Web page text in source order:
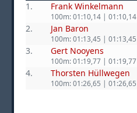
1.
Frank Winkelmann
100m: 01:10,14 | 01:10,14
2. Jan Baron
100m: 01:13,45 | 01:13,45
3. Gert Nooyens
100m: 01:19,77 | 01:19,77
4. Thorsten Hüllwegen
100m: 01:26,65 | 01:26,65